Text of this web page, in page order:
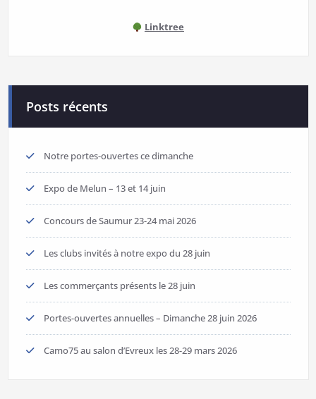
Linktree
Posts récents
Notre portes-ouvertes ce dimanche
Expo de Melun – 13 et 14 juin
Concours de Saumur 23-24 mai 2026
Les clubs invités à notre expo du 28 juin
Les commerçants présents le 28 juin
Portes-ouvertes annuelles – Dimanche 28 juin 2026
Camo75 au salon d’Evreux les 28-29 mars 2026